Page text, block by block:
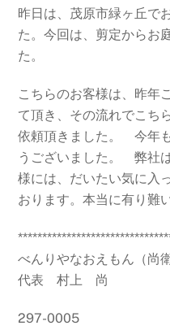
昨日は、茂原市緑ヶ丘で
た。今回は、剪定からお
た。
こちらのお客様は、昨年
て頂き、その流れでこち
依頼頂きました。 今年
うございました。 弊社
様には、だいたい気に入
おります。本当に有り難
べんりやなおえもん（尚
代表 村上 尚
297-0005